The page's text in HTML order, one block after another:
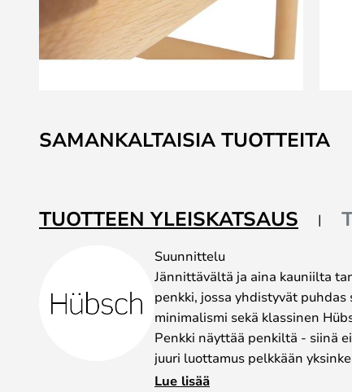
to
the
the
images
SAMANKALTAISIA TUOTTEITA
TUOTTEEN YLEISKATSAUS
Suunnittelu
Jännittävältä ja aina kauniilta
penkki, jossa yhdistyvät puhdas
minimalismi sekä klassinen
Penkki näyttää penkiltä - siinä
juuri luottamus pelkkään
muotoilun. Penkki on
Lue lisää